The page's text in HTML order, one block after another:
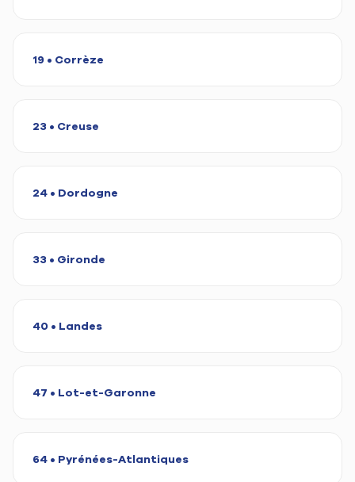
19 • Corrèze
23 • Creuse
24 • Dordogne
33 • Gironde
40 • Landes
47 • Lot-et-Garonne
64 • Pyrénées-Atlantiques